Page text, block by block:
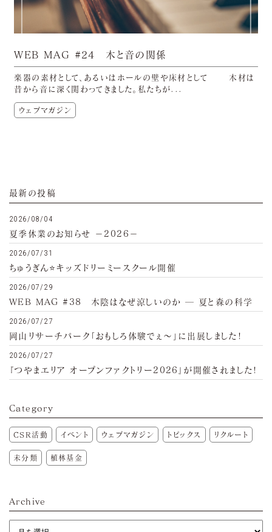
WEB MAG #24 木と音の関係
楽器の素材として、あるいはホールの壁や床材として 木材は
昔から音に深く関わってきました。私たちが...
ウェブマガジン
最新の投稿
2026/08/04
夏季休業のお知らせ −2026−
2026/07/31
ちゅうぎん⭐キッズドリーミースクール開催
2026/07/29
WEB MAG #38 木陰はなぜ涼しいのか ─ 夏と森の科学
2026/07/27
岡山リサーチパーク「おもしろ体験でぇ～」に出展しました!
2026/07/27
『つやまエリア オープンファクトリー2026』が開催されました!
Category
CSR活動 イベント ウェブマガジン トピックス リクルート
未分類 植林基金
Archive